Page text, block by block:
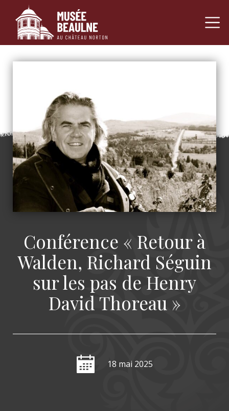
Passer au contenu Navigation
Conférence « Retour à
Walden, Richard Séguin
sur les pas de Henry
David Thoreau »
18 mai 2025